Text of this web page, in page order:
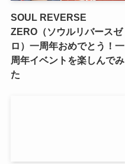
SOUL REVERSE
ZERO（ソウルリバースゼ
ロ）一周年おめでとう！一
周年イベントを楽しんでみ
た